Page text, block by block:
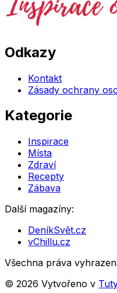
Odkazy
Kontakt
Zásady ochrany
Kategorie
Inspirace
Místa
Zdraví
Recepty
Zábava
Další magazíny:
DeníkSvět.cz
vChillu.cz
Všechna práva
© 2026 Vytvořeno v